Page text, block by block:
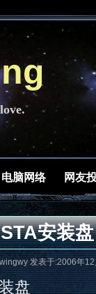
电脑网络 网友
安装盘
发表于:2006年
盘